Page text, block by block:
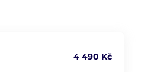
4 490 Kč